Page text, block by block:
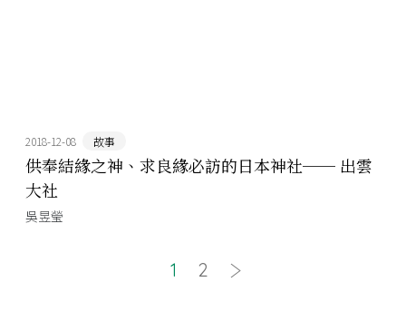
2018-12-08 故事
供奉結緣之神、求良緣必訪的日本神社── 出雲
大社
吳昱瑩
1 2